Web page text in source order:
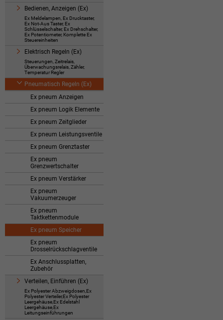
Bedienen, Anzeigen (Ex)
Ex Meldelampen, Ex Drucktaster,
Ex Not-Aus Taster, Ex
Schlüsselschalter, Ex Drehschalter,
Ex Potentiometer, Komplette Ex
Steuereinheiten
Elektrisch Regeln (Ex)
Steuerungen, Zeitrelais,
Überwachungsrelais, Zähler,
Temperatur Regler
Pneumatisch Regeln (Ex)
Ex pneum Anzeigen
Ex pneum Logik Elemente
Ex pneum Zeitglieder
Ex pneum Leistungsventile
Ex pneum Grenztaster
Ex pneum
Grenzwertschalter
Ex pneum Verstärker
Ex pneum
Vakuumerzeuger
Ex pneum
Taktkettenmodule
Ex pneum Speicher
Ex pneum
Drosselrückschlagventile
Ex Anschlussplatten,
Zubehör
Verteilen, Einführen (Ex)
Ex Polyester Abzweigdosen,Ex
Polyester Verteiler,Ex Polyester
Leergehäuse,Ex Edelstahl
Leergehäuse,Ex
Leitungseinführungen